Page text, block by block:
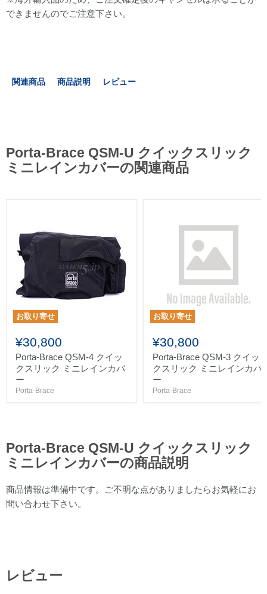
できませんのでご注意下さい。
関連商品 商品説明 レビュー
Porta-Brace QSM-U クイックスリック
ミニレインカバーの関連商品
お取り寄せ
¥30,800
Porta-Brace QSM-4 クイッ
クスリック ミニレインカバ
ー
Porta-Brace
お取り寄せ
¥30,800
Porta-Brace QSM-3 クイッ
クスリック ミニレインカバ
ー
Porta-Brace
Porta-Brace QSM-U クイックスリック
ミニレインカバーの商品説明
商品情報は準備中です。ご不明な点がありましたらお気軽にお
問い合わせ下さい。
レビュー